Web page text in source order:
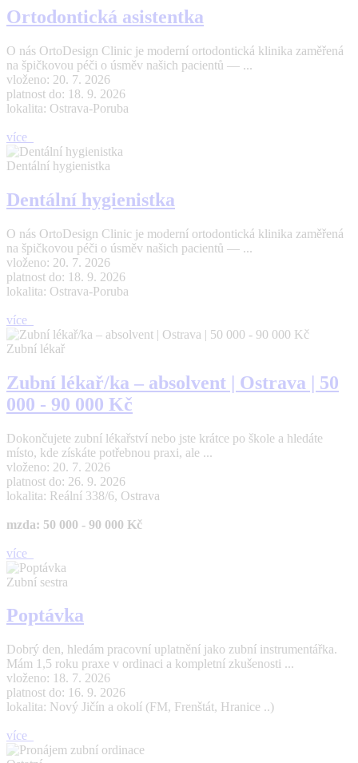
Ortodontická asistentka
O nás OrtoDesign Clinic je moderní ortodontická klinika zaměřená
na špičkovou péči o úsměv našich pacientů — ...
vloženo: 20. 7. 2026
platnost do: 18. 9. 2026
lokalita: Ostrava-Poruba
více
Dentální hygienistka
Dentální hygienistka
O nás OrtoDesign Clinic je moderní ortodontická klinika zaměřená
na špičkovou péči o úsměv našich pacientů — ...
vloženo: 20. 7. 2026
platnost do: 18. 9. 2026
lokalita: Ostrava-Poruba
více
Zubní lékař
Zubní lékař/ka – absolvent | Ostrava | 50
000 - 90 000 Kč
Dokončujete zubní lékařství nebo jste krátce po škole a hledáte
místo, kde získáte potřebnou praxi, ale ...
vloženo: 20. 7. 2026
platnost do: 26. 9. 2026
lokalita: Reální 338/6, Ostrava
mzda: 50 000 - 90 000 Kč
více
Zubní sestra
Poptávka
Dobrý den, hledám pracovní uplatnění jako zubní instrumentářka.
Mám 1,5 roku praxe v ordinaci a kompletní zkušenosti ...
vloženo: 18. 7. 2026
platnost do: 16. 9. 2026
lokalita: Nový Jičín a okolí (FM, Frenštát, Hranice ..)
více